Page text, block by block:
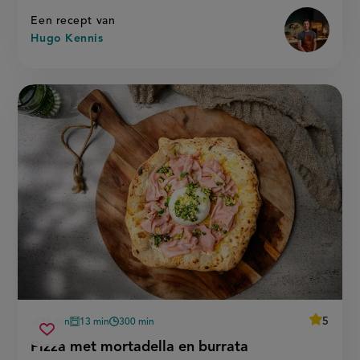
Een recept van
Hugo Kennis
Pizza met mortadella en burrata
voorbereidingstijd
35 min
oventijd
13 min
wachttijd
300 min
average
5
Sla
pizza
met